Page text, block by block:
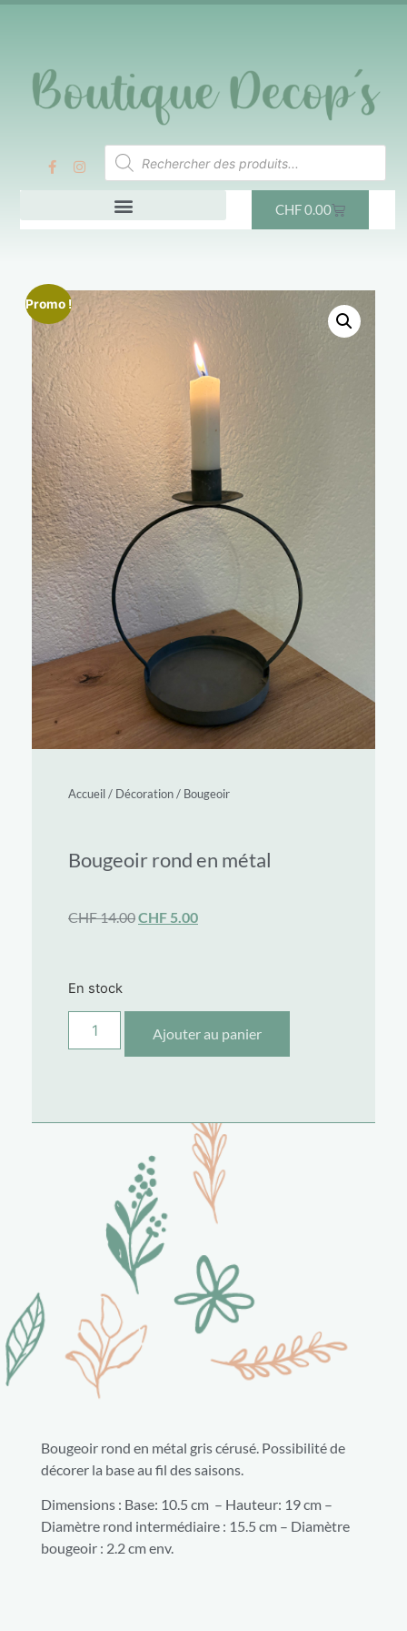
CHF0.00
Promo !
Accueil/ Décoration/ Bougeoir
Bougeoir rond en métal
CHF14.00CHF 5.00
En stock
Ajouter au panier
Bougeoir rond en métal gris cérusé. Possibilité de
décorer la base au fil des saisons.
Dimensions : Base: 10.5 cm – Hauteur: 19 cm –
Diamètre rond intermédiaire : 15.5 cm – Diamètre
bougeoir : 2.2 cm env.